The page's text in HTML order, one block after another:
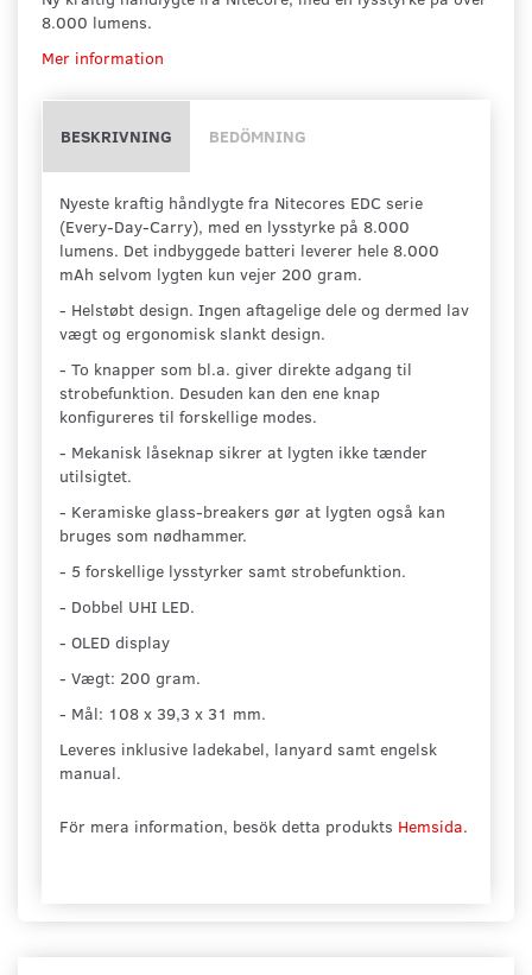
8.000 lumens.
Mer information
BESKRIVNING BEDÖMNING
Nyeste kraftig håndlygte fra Nitecores EDC serie
(Every-Day-Carry), med en lysstyrke på 8.000
lumens. Det indbyggede batteri leverer hele 8.000
mAh selvom lygten kun vejer 200 gram.
- Helstøbt design. Ingen aftagelige dele og dermed lav
vægt og ergonomisk slankt design.
- To knapper som bl.a. giver direkte adgang til
strobefunktion. Desuden kan den ene knap
konfigureres til forskellige modes.
- Mekanisk låseknap sikrer at lygten ikke tænder
utilsigtet.
- Keramiske glass-breakers gør at lygten også kan
bruges som nødhammer.
- 5 forskellige lysstyrker samt strobefunktion.
- Dobbel UHI LED.
- OLED display
- Vægt: 200 gram.
- Mål: 108 x 39,3 x 31 mm.
Leveres inklusive ladekabel, lanyard samt engelsk
manual.
För mera information, besök detta produkts Hemsida.